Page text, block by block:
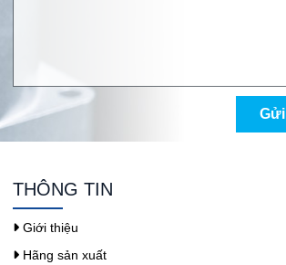
Gửi
THÔNG TIN
Giới thiệu
Hãng sản xuất